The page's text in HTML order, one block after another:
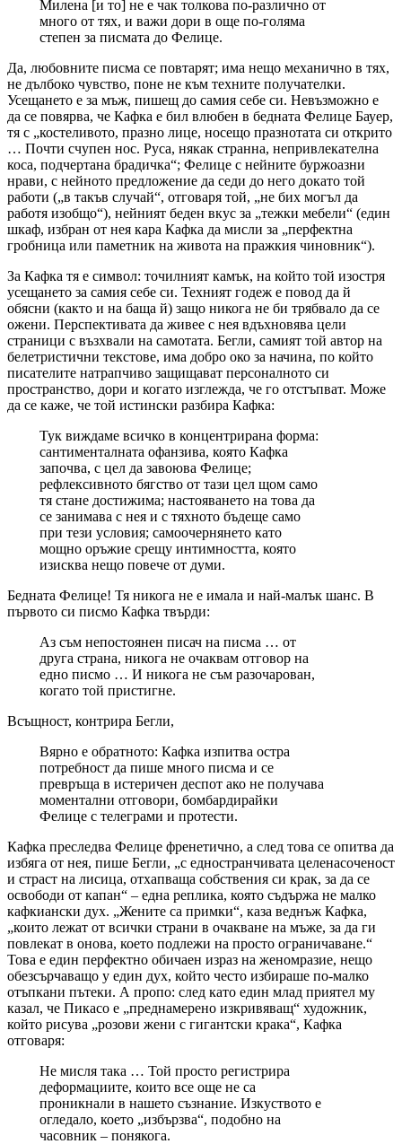
Милена [и то] не е чак толкова по-различно от
много от тях, и важи дори в още по-голяма
степен за писмата до Фелице.
Да, любовните писма се повтарят; има нещо механично в тях,
не дълбоко чувство, поне не към техните получателки.
Усещането е за мъж, пишещ до самия себе си. Невъзможно е
да се повярва, че Кафка е бил влюбен в бедната Фелице Бауер,
тя с „костеливото, празно лице, носещо празнотата си открито
… Почти счупен нос. Руса, някак странна, непривлекателна
коса, подчертана брадичка“; Фелице с нейните буржоазни
нрави, с нейното предложение да седи до него докато той
работи („в такъв случай“, отговаря той, „не бих могъл да
работя изобщо“), нейният беден вкус за „тежки мебели“ (един
шкаф, избран от нея кара Кафка да мисли за „перфектна
гробница или паметник на живота на пражкия чиновник“).
За Кафка тя е символ: точилният камък, на който той изостря
усещането за самия себе си. Техният годеж е повод да й
обясни (както и на баща й) защо никога не би трябвало да се
ожени. Перспективата да живее с нея вдъхновява цели
страници с възхвали на самотата. Бегли, самият той автор на
белетристични текстове, има добро око за начина, по който
писателите натрапчиво защищават персоналното си
пространство, дори и когато изглежда, че го отстъпват. Може
да се каже, че той истински разбира Кафка:
Тук виждаме всичко в концентрирана форма:
сантименталната офанзива, която Кафка
започва, с цел да завоюва Фелице;
рефлексивното бягство от тази цел щом само
тя стане достижима; настояването на това да
се занимава с нея и с тяхното бъдеще само
при тези условия; самоочернянето като
мощно оръжие срещу интимността, която
изисква нещо повече от думи.
Бедната Фелице! Тя никога не е имала и най-малък шанс. В
първото си писмо Кафка твърди:
Аз съм непостоянен писач на писма … от
друга страна, никога не очаквам отговор на
едно писмо … И никога не съм разочарован,
когато той пристигне.
Всъщност, контрира Бегли,
Вярно е обратното: Кафка изпитва остра
потребност да пише много писма и се
превръща в истеричен деспот ако не получава
моментални отговори, бомбардирайки
Фелице с телеграми и протести.
Кафка преследва Фелице френетично, а след това се опитва да
избяга от нея, пише Бегли, „с едностранчивата целенасоченост
и страст на лисица, отхапваща собствения си крак, за да се
освободи от капан“ – една реплика, която съдържа не малко
кафкиански дух. „Жените са примки“, каза веднъж Кафка,
„които лежат от всички страни в очакване на мъже, за да ги
повлекат в онова, което подлежи на просто ограничаване.“
Това е един перфектно обичаен израз на женомразие, нещо
обезсърчаващо у един дух, който често избираше по-малко
отъпкани пътеки. А пропо: след като един млад приятел му
казал, че Пикасо е „преднамерено изкривяващ“ художник,
който рисува „розови жени с гигантски крака“, Кафка
отговаря:
Не мисля така … Той просто регистрира
деформациите, които все още не са
проникнали в нашето съзнание. Изкуството е
огледало, което „избързва“, подобно на
часовник – понякога.